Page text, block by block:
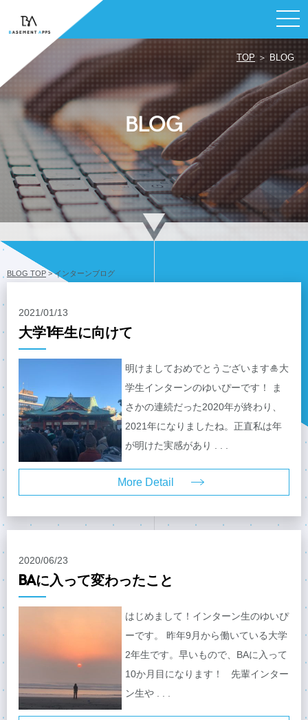
TOP＞ BLOG
BLOG
BLOG TOP > インターンブログ
2021/01/13
大学1年生に向けて
明けましておめでとうございます🎍大
学生インターンのゆいぴーです！ ま
さかの連続だった2020年が終わり、
2021年になりましたね。正直私は年
が明けた実感があり . . .
More Detail
2020/06/23
BAに入って変わったこと
はじめまして！インターン生のゆいぴ
ーです。 昨年9月から働いている大学
2年生です。早いもので、BAに入って
10か月目になります！ 先輩インター
ン生や . . .